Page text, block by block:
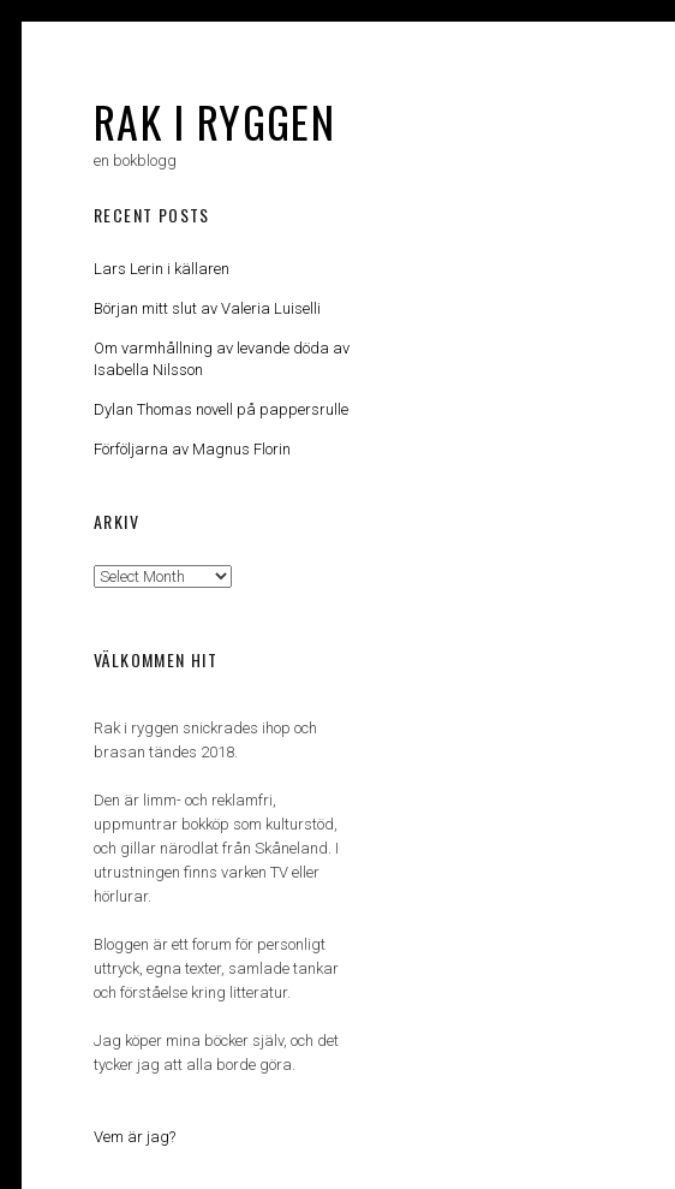
RAK I RYGGEN
en bokblogg
RECENT POSTS
Lars Lerin i källaren
Början mitt slut av Valeria Luiselli
Om varmhållning av levande döda av
Isabella Nilsson
Dylan Thomas novell på pappersrulle
Förföljarna av Magnus Florin
ARKIV
Arkiv
VÄLKOMMEN HIT
Rak i ryggen snickrades ihop och
brasan tändes 2018.
Den är limm- och reklamfri,
uppmuntrar bokköp som kulturstöd,
och gillar närodlat från Skåneland. I
utrustningen finns varken TV eller
hörlurar.
Bloggen är ett forum för personligt
uttryck, egna texter, samlade tankar
och förståelse kring litteratur.
Jag köper mina böcker själv, och det
tycker jag att alla borde göra.
Vem är jag?